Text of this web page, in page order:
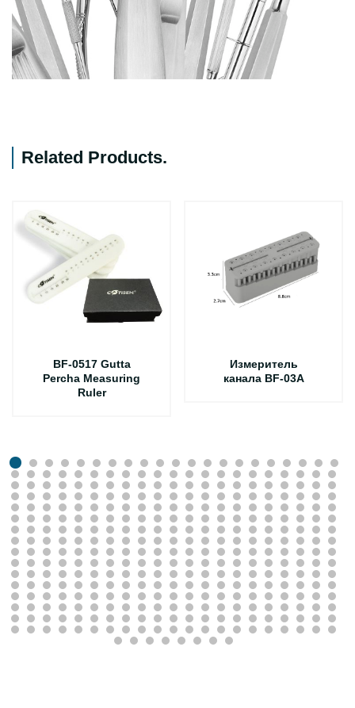
Related Products.
BF-0517 Gutta
Percha Measuring
Ruler
Измеритель
канала BF-03A